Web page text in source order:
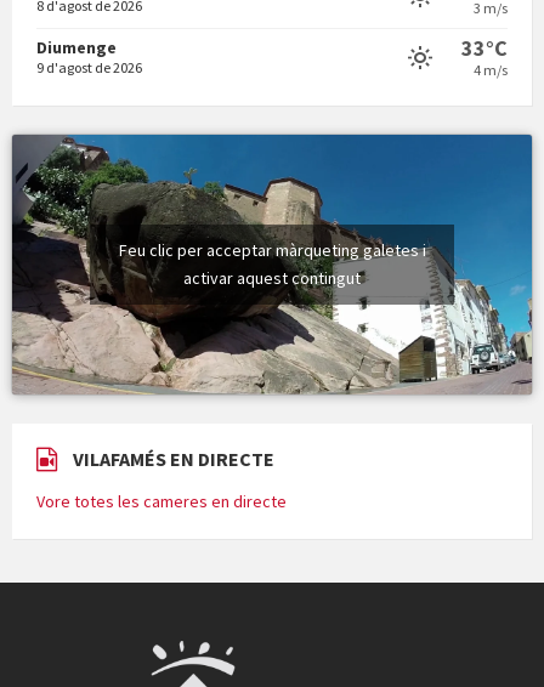
8 d'agost de 2026 3 m/s
Diumenge
9 d'agost de 2026
33°C
4 m/s
Feu clic per acceptar màrqueting galetes i
activar aquest contingut
VILAFAMÉS EN DIRECTE
Vore totes les cameres en directe